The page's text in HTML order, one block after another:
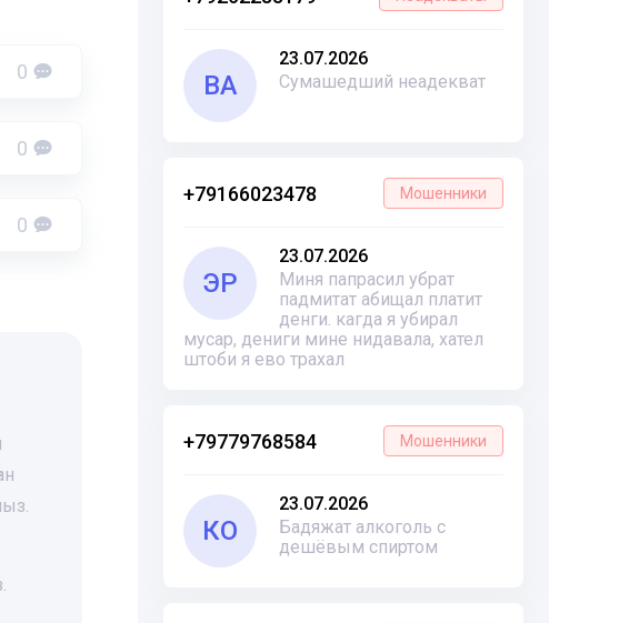
ВА
23.07.2026
Сумашедший неадекват
+79166023478 Мошенники
ЭР
23.07.2026
Миня папрасил убрат
падмитат абищал платит
денги. кагда я убирал
мусар, дениги мине нидавала, хател
штоби я ево трахал
+79779768584 Мошенники
КО
23.07.2026
Бадяжат алкоголь с
дешёвым спиртом
0
0
0